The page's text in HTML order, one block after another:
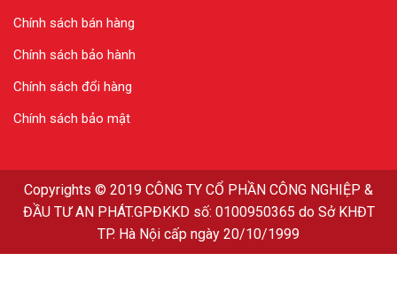
Chính sách bán hàng
Chính sách bảo hành
Chính sách đổi hàng
Chính sách bảo mật
Copyrights © 2019 CÔNG TY CỔ PHẦN CÔNG NGHIỆP &
ĐẦU TƯ AN PHÁT.GPĐKKD số: 0100950365 do Sở KHĐT
TP. Hà Nội cấp ngày 20/10/1999